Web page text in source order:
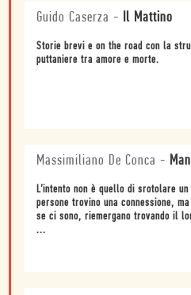
Guido Caserza - Il Mattino
Storie brevi e on the road con la
puttaniere tra amore e morte.
Massimiliano De Conca -
L’intento non è quello di srotolare
persone trovino una connessione,
se ci sono, riemergano trovando il
...